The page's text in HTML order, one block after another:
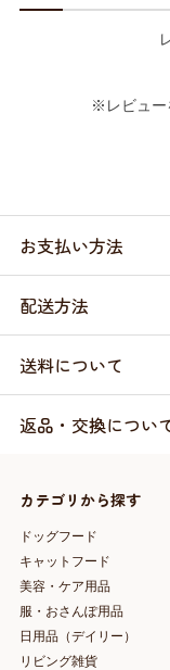
※レビュー
お支払い方法
配送方法
送料について
返品・交換につい
カテゴリから探す
ドッグフード
キャットフード
美容・ケア用品
服・おさんぽ用品
日用品（デイリー）
リビング雑貨